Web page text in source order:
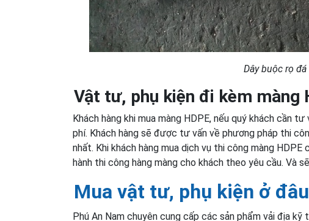
Dây buộc rọ
Vật tư, phụ kiện đi kèm màng
Khách hàng khi mua màng HDPE, nếu quý khách cần
phí. Khách hàng sẽ được tư vấn về phương pháp thi
nhất. Khi khách hàng mua dịch vụ thi công màng
hành thi công hàng màng cho khách theo yêu cầu. Và
Mua vật tư, phụ kiện ở đâu
Phú An Nam chuyên cung cấp các sản phẩm vải địa